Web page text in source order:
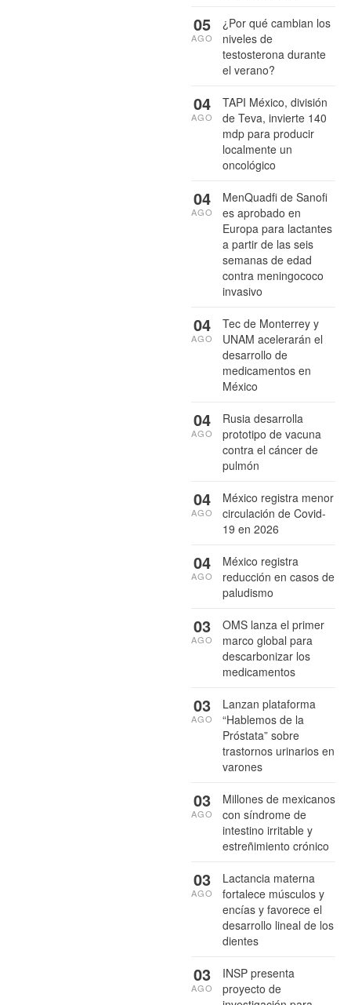
¿Por qué cambian los
niveles de
testosterona durante
el verano?
05
AGO
TAPI México, división
de Teva, invierte 140
mdp para producir
localmente un
oncológico
04
AGO
MenQuadfi de Sanofi
es aprobado en
Europa para lactantes
a partir de las seis
semanas de edad
contra meningococo
invasivo
04
AGO
Tec de Monterrey y
UNAM acelerarán el
desarrollo de
medicamentos en
México
04
AGO
Rusia desarrolla
prototipo de vacuna
contra el cáncer de
pulmón
04
AGO
México registra menor
circulación de Covid-
19 en 2026
04
AGO
México registra
reducción en casos de
paludismo
04
AGO
OMS lanza el primer
marco global para
descarbonizar los
medicamentos
03
AGO
Lanzan plataforma
“Hablemos de la
Próstata” sobre
trastornos urinarios en
varones
03
AGO
Millones de mexicanos
con síndrome de
intestino irritable y
estreñimiento crónico
03
AGO
Lactancia materna
fortalece músculos y
encías y favorece el
desarrollo lineal de los
dientes
03
AGO
INSP presenta
proyecto de
03
AGO